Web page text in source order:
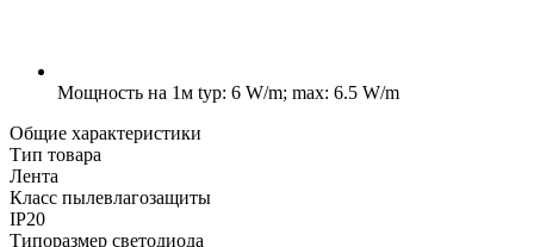
Мощность на 1м typ: 6 W/m; max: 6.5 W/m
Общие характеристики
Тип товара
Лента
Класс пылевлагозащиты
IP20
Типоразмер светодиода